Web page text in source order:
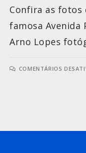
Confira as fotos
famosa Avenida
Arno Lopes
COMENTÁRIOS